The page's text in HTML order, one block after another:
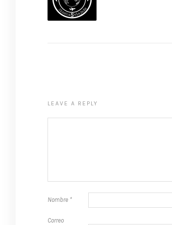
LEAVE A REPLY
Nombre *
Correo